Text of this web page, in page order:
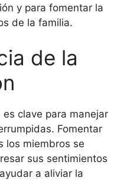
y para fomentar la
de la familia.
de la
clave para manejar
Fomentar
los miembros se
sus sentimientos
a aliviar la